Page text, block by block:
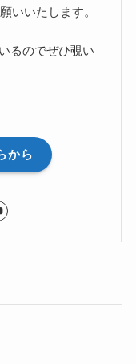
いいたします。
るのでぜひ覗い
から